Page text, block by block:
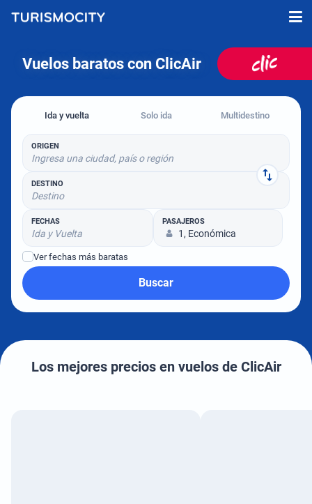
Vuelos baratos con ClicAir
Ida y vuelta Solo ida Multidestino
ORIGEN
Ingresa una ciudad, país o región
DESTINO
Destino
FECHAS
Ida y Vuelta
PASAJEROS
1, Económica
Ver fechas más baratas
Buscar
Los mejores precios en vuelos de ClicAir